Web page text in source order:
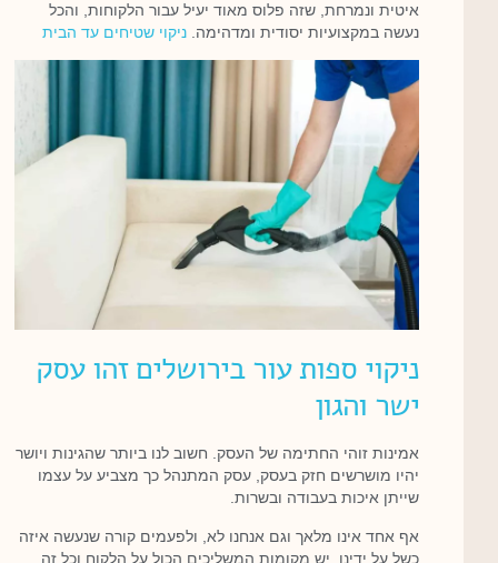
איטית ונמרחת, שזה פלוס מאוד יעיל עבור הלקוחות, והכל
נעשה במקצועיות יסודית ומדהימה. ניקוי שטיחים עד הבית
ניקוי ספות עור בירושלים זהו עסק
ישר והגון
אמינות זוהי החתימה של העסק. חשוב לנו ביותר שהגינות ויושר
יהיו מושרשים חזק בעסק, עסק המתנהל כך מצביע על עצמו
שייתן איכות בעבודה ובשרות.
אף אחד אינו מלאך וגם אנחנו לא, ולפעמים קורה שנעשה איזה
כשל על ידינו. יש מקומות המשליכים הכול על הלקוח וכל זה